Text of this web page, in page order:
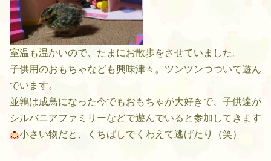
室温も温かいので、たまにお散歩をさせていました。
子供用のおもちゃなども興味津々。ツンツンつついて遊ん
でいます。
並鶉は成鳥になった今でもおもちゃが大好きで、子供達が
シルバニアファミリーなどで遊んでいると参加してきます
小さい物だと、くちばしでくわえて逃げたり（笑）